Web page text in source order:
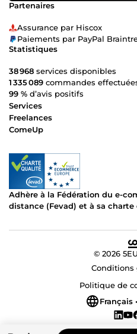
Partenaires
Assurance par Hiscox
Paiements par PayPal
Statistiques
38 968 services disponibles
1 335 089 commandes
99 % d’avis positifs
Services
Freelances
ComeUp
Adhère à la Fédération du e-
distance (Fevad) et à sa charte
© 2026
Conditions
Politique de
Français